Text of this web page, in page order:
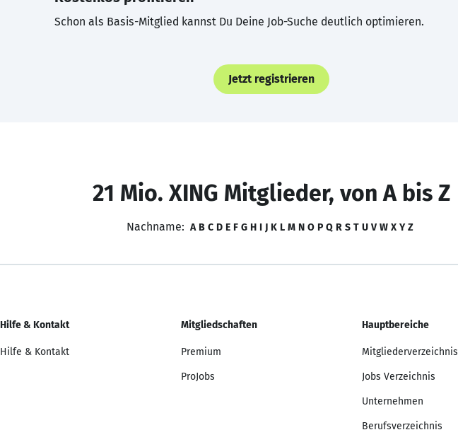
Schon als Basis-Mitglied kannst Du Deine Job-Suche deutlich optimieren.
Jetzt registrieren
21 Mio. XING Mitglieder, von A bis Z
Nachname: A B C D E F G H I J K L M N O P Q R S T U V W X Y Z
Hilfe & Kontakt
Hilfe & Kontakt
Mitgliedschaften
Premium
ProJobs
Hauptbereiche
Mitgliederverzeichnis
Jobs Verzeichnis
Unternehmen
Berufsverzeichnis